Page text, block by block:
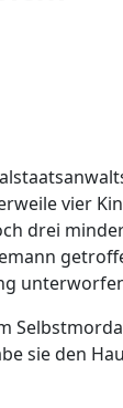
vier
drei
sie den